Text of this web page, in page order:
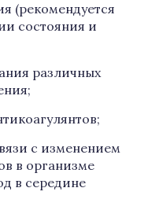
(рекомендуется
состояния и
различных
с изменением
в организме
в середине